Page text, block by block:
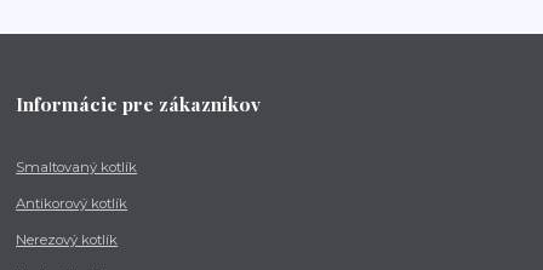
Informácie pre zákazníkov
Smaltovaný kotlík
Antikorový kotlík
Nerezový kotlík